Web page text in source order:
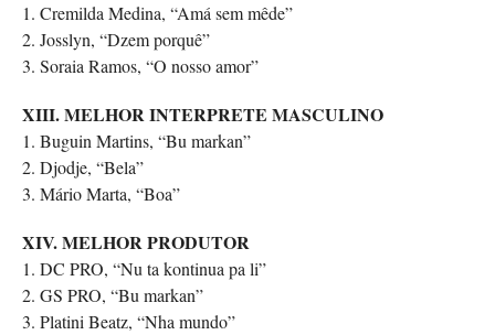
1. Cremilda Medina, “Amá sem mêde”
2. Josslyn, “Dzem porquê”
3. Soraia Ramos, “O nosso amor”
XIII. MELHOR INTERPRETE MASCULINO
1. Buguin Martins, “Bu markan”
2. Djodje, “Bela”
3. Mário Marta, “Boa”
XIV. MELHOR PRODUTOR
1. DC PRO, “Nu ta kontinua pa li”
2. GS PRO, “Bu markan”
3. Platini Beatz, “Nha mundo”